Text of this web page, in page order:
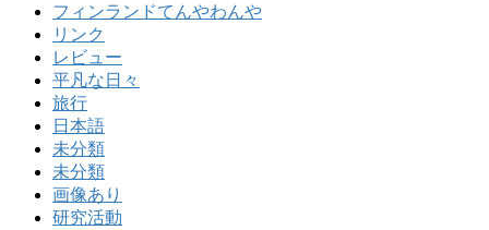
フィンランドてんやわんや
リンク
レビュー
平凡な日々
旅行
日本語
未分類
未分類
画像あり
研究活動